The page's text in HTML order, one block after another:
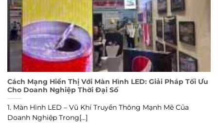
Cách Mạng Hiển Thị Với Màn Hình LED: Giải Pháp Tối Ưu
Cho Doanh Nghiệp Thời Đại Số
1. Màn Hình LED – Vũ Khí Truyền Thông Mạnh Mẽ Của
Doanh Nghiệp Trong[...]